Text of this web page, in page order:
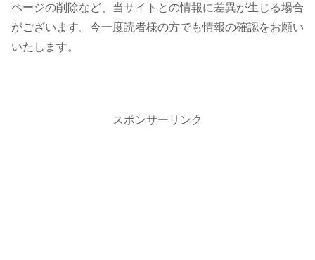
ページの削除など、当サイトとの情報に差異が生じる場合
がございます。今一度読者様の方でも情報の確認をお願い
いたします。
スポンサーリンク